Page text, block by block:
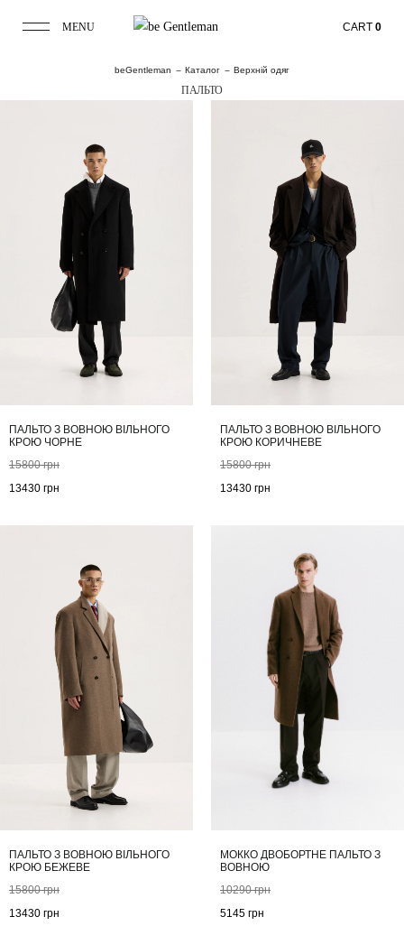
MENU CART 0
beGentleman Каталог Верхній одяг
ПАЛЬТО
ПАЛЬТО З ВОВНОЮ ВІЛЬНОГО
КРОЮ ЧОРНЕ
15800грн
13430 грн
ПАЛЬТО З ВОВНОЮ ВІЛЬНОГО
КРОЮ КОРИЧНЕВЕ
15800грн
13430 грн
ПАЛЬТО З ВОВНОЮ ВІЛЬНОГО
КРОЮ БЕЖЕВЕ
15800грн
13430 грн
МОККО ДВОБОРТНЕ ПАЛЬТО З
ВОВНОЮ
10290грн
5145 грн